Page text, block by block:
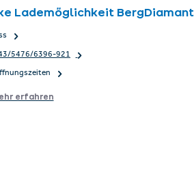
Lademöglichkeit BergDiamant
5476/6396-921
erfahren